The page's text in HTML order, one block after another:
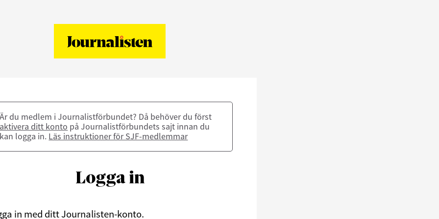
Är du medlem i Journalistförbundet? Då behöver du först
aktivera ditt konto på Journalistförbundets sajt innan du
kan logga in. Läs instruktioner för SJF-medlemmar
Logga in
in med ditt Journalisten-konto.